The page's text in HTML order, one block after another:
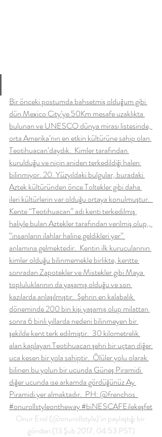
Bir önceki postumda bahsetmiş olduğum gibi
dün Mexico City’ye 50Km mesafe uzaklıkta
bulunan ve UNESCO dünya mirası listesinde,
orta Amerika’nın en etkin kültürüne sahip olan
Teotihuacan’daydık.  Kimler tarafından
kurulduğu ve niçin aniden terkedildiği halen
bilinmiyor. 20. Yüzyıldaki bulgular, buradaki
Aztek kültüründen önce Toltekler gibi daha
ileri kültürlerin var olduğu ortaya konulmuştur.
Kente “Teotihuacan” adı kenti terkedilmiş
haliyle bulan Aztekler tarafından verilmiş olup,,
“insanların ilahlar haline geldikleri yer”
anlamına gelmektedir.  Kentin ilk kurucularının
kimler olduğu bilinmemekle birlikte, kentte
sonradan Zapotekler ve Mistekler gibi Maya
topluluklarının da yaşamış olduğu ve son
kazılarda anlaşılmıştır.  Şehrin en kalabalık
döneminde 200 bin kişi yaşamış olup milattan
sonra 6 binli yıllarda nedeni bilinmeyen bir
şekilde kent terk edilmiştir.  30 kilometrelik
alan kaplayan Teotihuacan şehri bir uçtan diğer
uca kesen bir yola sahiptir.  Ölüler yolu olarak
bilinen bu yolun bir ucunda Güneş Piramidi
diğer ucunda ise arkamda gördüğünüz Ay
Piramidi yer almaktadır.  PH: @frenchos
#onurollstyleontheway #biNESCAFEilekeşfet
Onur Erol (@onurollstyle)’in paylaştığı bir
gönderi (13 Şub 2017, 04:53 PST)